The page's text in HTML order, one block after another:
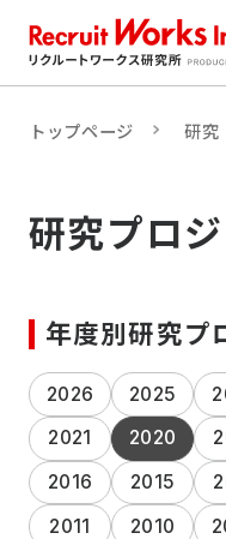
トップページ 研究
研究プロ
年度別研究プ
2026 2025
2021
2020
2016
2015
2011
2010